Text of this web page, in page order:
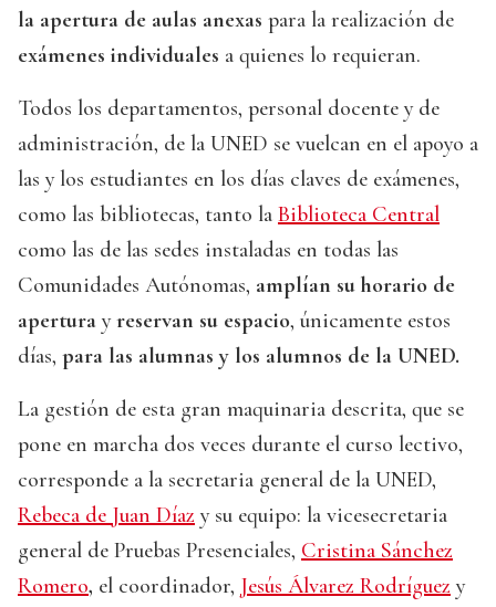
la apertura de aulas anexas para la realización de
exámenes individuales a quienes lo requieran.
Todos los departamentos, personal docente y de
administración, de la UNED se vuelcan en el apoyo a
las y los estudiantes en los días claves de exámenes,
como las bibliotecas, tanto la Biblioteca Central
como las de las sedes instaladas en todas las
Comunidades Autónomas, amplían su horario de
apertura yreservan su espacio, únicamente estos
días, para las alumnas y los alumnos de la UNED.
La gestión de esta gran maquinaria descrita, que se
pone en marcha dos veces durante el curso lectivo,
corresponde a la secretaria general de la UNED,
Rebeca de Juan Díaz y su equipo: la vicesecretaria
general de Pruebas Presenciales, Cristina Sánchez
Romero, el coordinador, Jesús Álvarez Rodríguez y